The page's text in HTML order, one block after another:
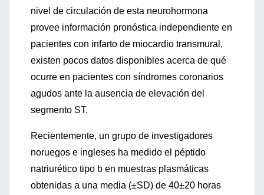
nivel de circulación de esta neurohormona
provee información pronóstica independiente en
pacientes con infarto de miocardio transmural,
existen pocos datos disponibles acerca de qué
ocurre en pacientes con síndromes coronarios
agudos ante la ausencia de elevación del
segmento ST.
Recientemente, un grupo de investigadores
noruegos e ingleses ha medido el péptido
natriurético tipo b en muestras plasmáticas
obtenidas a una media (±SD) de 40±20 horas